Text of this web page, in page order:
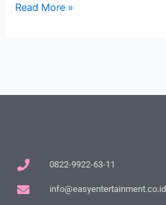
Read More »
0822-9922-63-11
info@easyentertainment.co.id